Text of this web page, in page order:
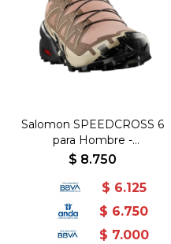
Salomon SPEEDCROSS 6
para Hombre -
Beige/Negro - Beige-
$ 8.750
$ 6.125
$ 6.750
$ 7.000